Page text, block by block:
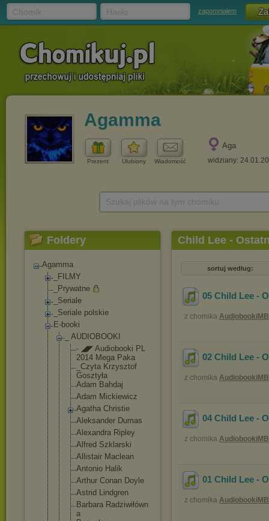
zapomniałem
Agamma
Prezent Ulubiony Wiadomość
Aga
widziany:
Foldery
Agamma
_FILMY
_Prywatne
_Seriale
_Seriale polskie
E-booki
_ AUDIOBOOKI
- ◢◤ Audiobooki PL
2014 Mega Paka
_Czyta Krzysztof
Gosztyła
Adam Bahdaj
Adam Mickiewicz
Agatha Christie
Aleksander Dumas
Alexandra Ripley
Alfred Szklarski
Allistair Maclean
Antonio Halik
Arthur Conan Doyle
Astrid Lindgren
Barbara Radziwiłówn
a
Child Lee -
sortuj według:
05 Child Lee -
z chomika AudiobookiMB
02 Child Lee -
z chomika AudiobookiMB
04 Child Lee -
z chomika AudiobookiMB
01 Child Lee -
z chomika AudiobookiMB